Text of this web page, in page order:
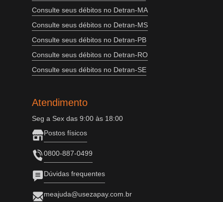
Consulte seus débitos no Detran-MA
Consulte seus débitos no Detran-MS
Consulte seus débitos no Detran-PB
Consulte seus débitos no Detran-RO
Consulte seus débitos no Detran-SE
Atendimento
Seg a Sex das 9:00 às 18:00
Postos físicos
0800-887-0499
Dúvidas frequentes
meajuda@usezapay.com.br